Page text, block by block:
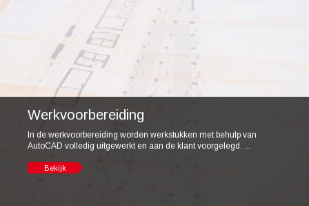
Werkvoorbereiding
In de werkvoorbereiding worden werkstukken met behulp van
AutoCAD volledig uitgewerkt en aan de klant voorgelegd. ...
Bekijk